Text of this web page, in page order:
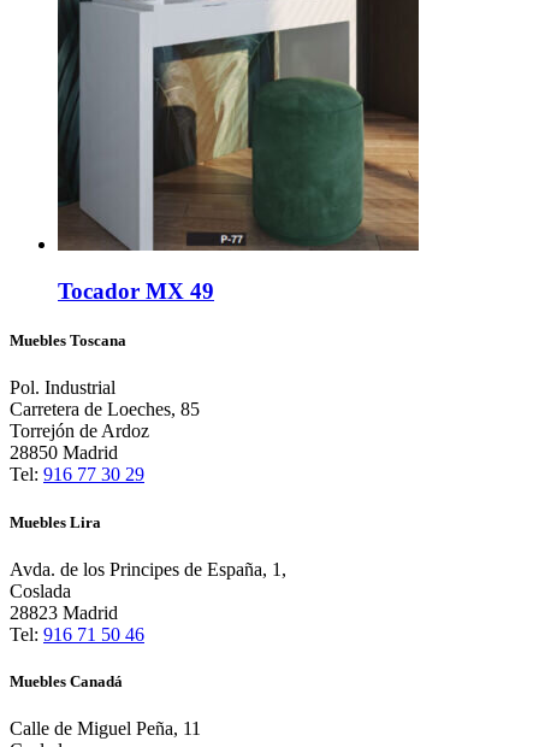
Tocador MX 49
Muebles Toscana
Pol. Industrial
Carretera de Loeches, 85
Torrejón de Ardoz
28850 Madrid
Tel: 916 77 30 29
Muebles Lira
Avda. de los Principes de España, 1,
Coslada
28823 Madrid
Tel: 916 71 50 46
Muebles Canadá
Calle de Miguel Peña, 11